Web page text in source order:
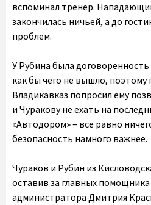
вспоминал тренер.
закончилась ничьей, а до
проблем.
У Рубина была договоренность
как бы чего не вышло, поэтому
Владикавказ попросил ему
и Чуракову не ехать на
«Автодором» – все равно
безопасность намного важнее.
Чураков и Рубин из
оставив за главных помощника
администратора Дмитрия